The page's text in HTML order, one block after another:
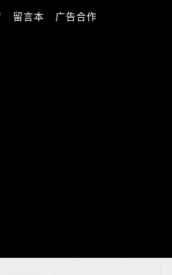
留言本 广告合作